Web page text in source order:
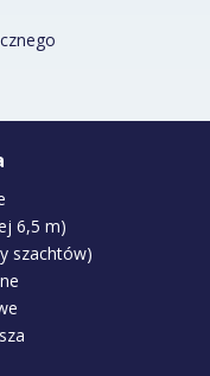
6,5 m)
szachtów)